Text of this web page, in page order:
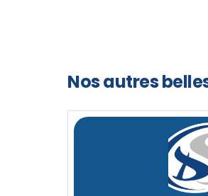
Nos autres